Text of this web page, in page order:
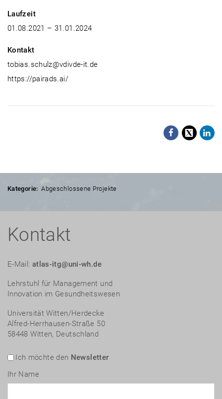
Laufzeit
01.08.2021 – 31.01.2024
Kontakt
tobias.schulz@vdivde-it.de
https://pairads.ai/
X
Kategorie: Abgeschlossene Projekte
Kontakt
E-Mail: atlas-itg@uni-wh.de
Lehrstuhl für Management und
Innovation im Gesundheitswesen
Universität Witten/Herdecke
Alfred-Herrhausen-Straße 50
58448 Witten, Deutschland
Ich möchte den Newsletter
Ihr Name